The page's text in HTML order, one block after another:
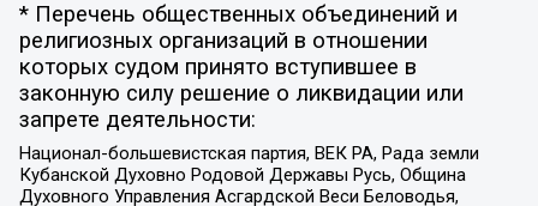
* Перечень общественных объединений и
религиозных организаций в отношении
которых судом принято вступившее в
законную силу решение о ликвидации или
запрете деятельности:
Национал-большевистская партия, ВЕК РА, Рада земли
Кубанской Духовно Родовой Державы Русь, Община
Духовного Управления Асгардской Веси Беловодья,